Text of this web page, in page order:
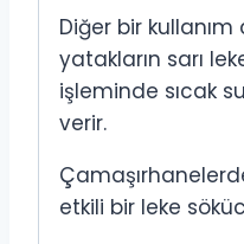
Diğer bir kullanım
yatakların sarı
işleminde sıcak
verir.
etkili bir leke